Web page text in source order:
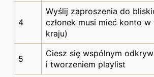
4
Wyślij zaproszenia do
członek musi mieć konto w
kraju)
5
Ciesz się wspólnym
i tworzeniem playlist